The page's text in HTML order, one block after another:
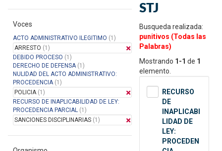
Manual del Usuario
Voces
ACTO ADMINISTRATIVO ILEGITIMO (1)
ARRESTO (1)
DEBIDO PROCESO (1)
DERECHO DE DEFENSA(1)
NULIDAD DEL ACTO ADMINISTRATIVO:
PROCEDENCIA(1)
POLICIA(1)
RECURSO DE INAPLICABILIDAD DE LEY:
PROCEDENCIA PARCIAL (1)
SANCIONES DISCIPLINARIAS (1)
STJ
Busqueda realizada:
punitivos (Todas las
Palabras)
Mostrando 1-1 de 1
elemento.
RECURSO
DE
INAPLICABI
LIDAD DE
LEY:
PROCEDEN